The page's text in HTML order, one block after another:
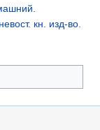
кн. изд-во.